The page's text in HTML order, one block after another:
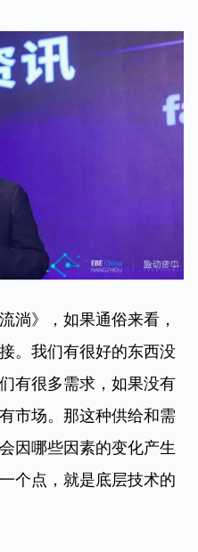
淌》，如果通俗来看，
。我们有很好的东西没
有很多需求，如果没有
市场。那这种供给和需
因哪些因素的变化产生
个点，就是底层技术的